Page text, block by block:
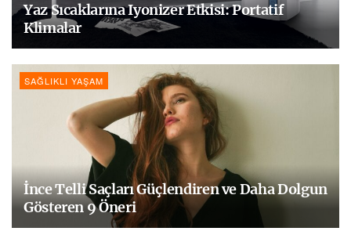
Yaz Sıcaklarına Iyonizer Etkisi: Portatif
Klimalar
SAĞLIKLI YAŞAM
İnce Telli Saçları Güçlendiren ve Daha Dolgun
Gösteren 9 Öneri